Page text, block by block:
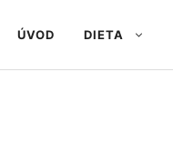
ÚVOD DIETA